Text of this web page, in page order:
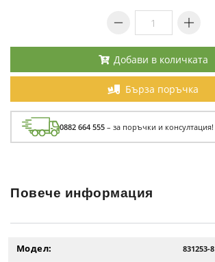
Добави в количката
Бърза поръчка
0882 664 555 – за поръчки и консултация!
Повече информация
Модел: 831253-8